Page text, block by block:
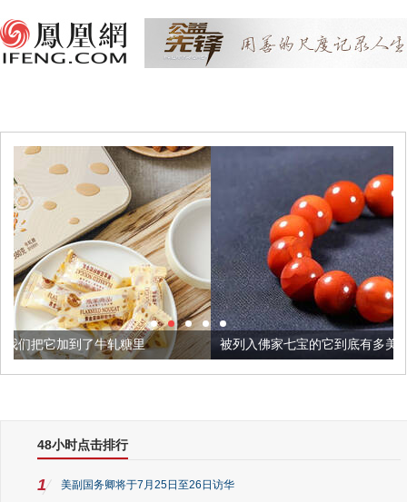
里 被列入佛家七宝的它到底有多美？
48小时点击排行
1 美副国务卿将于7月25日至26日访华